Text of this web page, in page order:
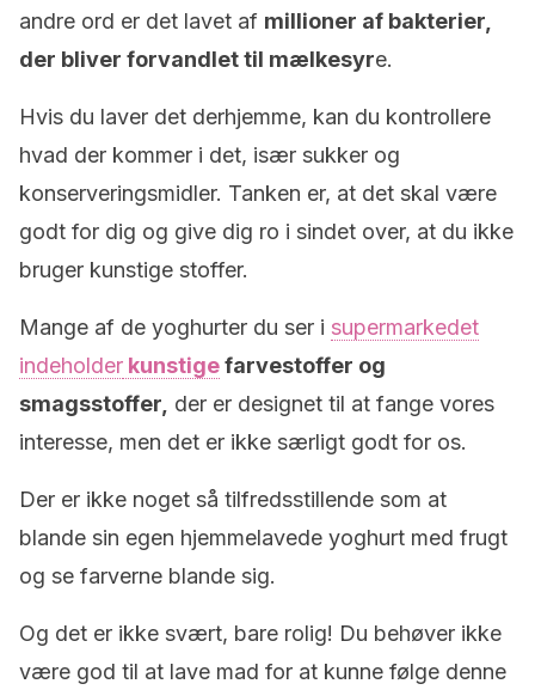
andre ord er det lavet af millioner af bakterier,
der bliver forvandlet til mælkesyre.
Hvis du laver det derhjemme, kan du kontrollere
hvad der kommer i det, især sukker og
konserveringsmidler. Tanken er, at det skal være
godt for dig og give dig ro i sindet over, at du ikke
bruger kunstige stoffer.
Mange af de yoghurter du ser i supermarkedet
indeholder kunstigefarvestoffer og
smagsstoffer, der er designet til at fange vores
interesse, men det er ikke særligt godt for os.
Der er ikke noget så tilfredsstillende som at
blande sin egen hjemmelavede yoghurt med frugt
og se farverne blande sig.
Og det er ikke svært, bare rolig! Du behøver ikke
være god til at lave mad for at kunne følge denne